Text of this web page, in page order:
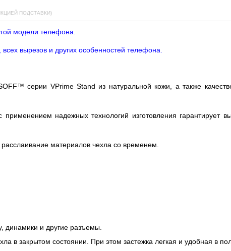
ПОДСТАВКИ)
модели телефона.
вырезов и других особенностей телефона.
серии VPrime Stand из натуральной кожи, а также
надежных технологий изготовления гарантирует
материалов чехла со временем.
динамики и другие разъемы.
в закрытом состоянии. При этом застежка легкая и удобная в